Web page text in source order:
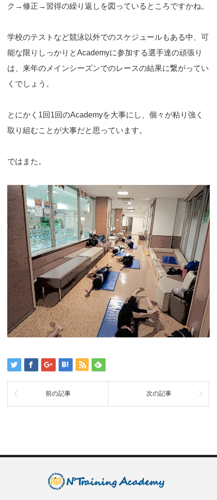
ク→修正→習得の繰り返しを図っているところですかね。
学校のテストなど競泳以外でのスケジュールもある中、可
能な限りしっかりとAcademyに参加する選手達の頑張り
は、来年のメインシーズンでのレースの結果に繋がってい
くでしょう。
とにかく1回1回のAcademyを大事にし、個々が粘り強く
取り組むことが大事だと思っています。
ではまた。
前の記事 次の記事